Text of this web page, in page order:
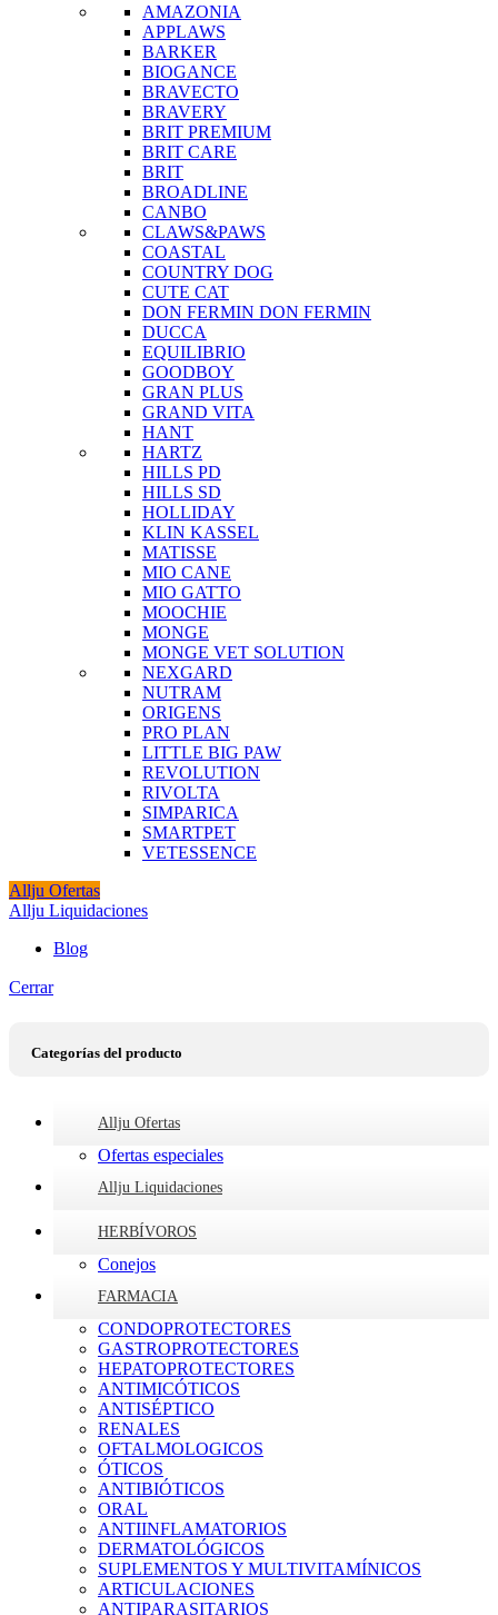
AMAZONIA
APPLAWS
BARKER
BIOGANCE
BRAVECTO
BRAVERY
BRIT PREMIUM
BRIT CARE
BRIT
BROADLINE
CANBO
CLAWS&PAWS
COASTAL
COUNTRY DOG
CUTE CAT
DON FERMIN DON FERMIN
DUCCA
EQUILIBRIO
GOODBOY
GRAN PLUS
GRAND VITA
HANT
HARTZ
HILLS PD
HILLS SD
HOLLIDAY
KLIN KASSEL
MATISSE
MIO CANE
MIO GATTO
MOOCHIE
MONGE
MONGE VET SOLUTION
NEXGARD
NUTRAM
ORIGENS
PRO PLAN
LITTLE BIG PAW
REVOLUTION
RIVOLTA
SIMPARICA
SMARTPET
VETESSENCE
Allju Ofertas
Allju Liquidaciones
Blog
Cerrar
Categorías del producto
Allju Ofertas
Ofertas especiales
Allju Liquidaciones
HERBÍVOROS
Conejos
FARMACIA
CONDOPROTECTORES
GASTROPROTECTORES
HEPATOPROTECTORES
ANTIMICÓTICOS
ANTISÉPTICO
RENALES
OFTALMOLOGICOS
ÓTICOS
ANTIBIÓTICOS
ORAL
ANTIINFLAMATORIOS
DERMATOLÓGICOS
SUPLEMENTOS Y MULTIVITAMÍNICOS
ARTICULACIONES
ANTIPARASITARIOS